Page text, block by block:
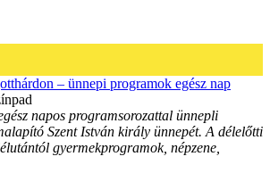
– ünnepi programok egész nap
napos programsorozattal ünnepli
Szent István király ünnepét. A délelőtti
gyermekprogramok, népzene,